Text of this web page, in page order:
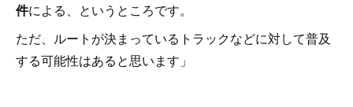
件による、というところです。
ただ、ルートが決まっているトラックなどに対して普及
する可能性はあると思います」